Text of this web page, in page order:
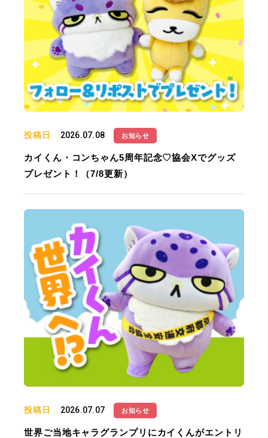
投稿日 2026.07.08 お知らせ
カイくん・コンちゃん5周年記念♡協会Xでグッズ
プレゼント！（7/8更新）
投稿日 2026.07.07 お知らせ
世界ご当地キャラグランプリにカイくんがエントリ